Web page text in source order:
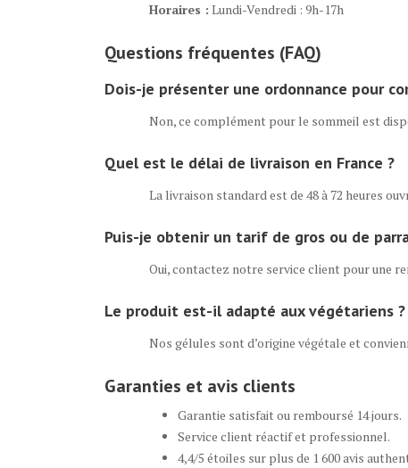
Horaires : Lundi-Vendredi : 9h-17h
Questions fréquentes (FAQ)
Dois-je présenter une ordonnance pour
Non, ce complément pour le sommeil est
Quel est le délai de livraison en France ?
La livraison standard est de 48 à 72 heures
Puis-je obtenir un tarif de gros ou de
Oui, contactez notre service client pour une
Le produit est-il adapté aux végétariens ?
Nos gélules sont d’origine végétale et
Garanties et avis clients
Garantie satisfait ou remboursé 14 jours.
Service client réactif et professionnel.
4,4/5 étoiles sur plus de 1 600 avis